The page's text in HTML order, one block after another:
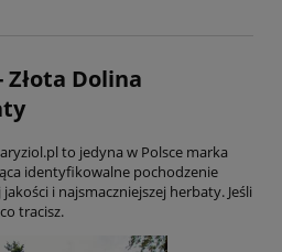
Dolina
to jedyna w Polsce marka
identyfikowalne pochodzenie
i najsmaczniejszej herbaty. Jeśli
tracisz.